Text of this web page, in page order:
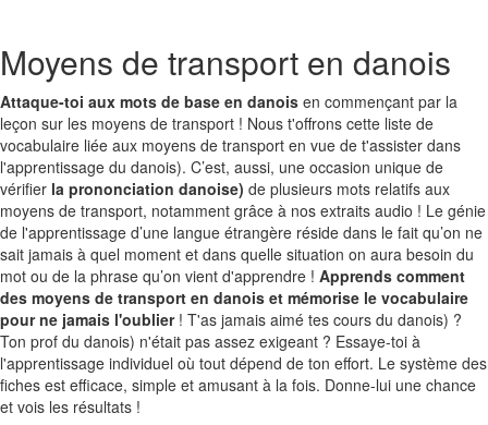
Moyens de transport en danois
Attaque-toi aux mots de base en danois en commençant par la
leçon sur les moyens de transport ! Nous t'offrons cette liste de
vocabulaire liée aux moyens de transport en vue de t'assister dans
l'apprentissage du danois). C’est, aussi, une occasion unique de
vérifier la prononciation danoise) de plusieurs mots relatifs aux
moyens de transport, notamment grâce à nos extraits audio ! Le génie
de l'apprentissage d’une langue étrangère réside dans le fait qu’on ne
sait jamais à quel moment et dans quelle situation on aura besoin du
mot ou de la phrase qu’on vient d'apprendre ! Apprends comment
des moyens de transport en danois et mémorise le vocabulaire
pour ne jamais l'oublier! T'as jamais aimé tes cours du danois) ?
Ton prof du danois) n'était pas assez exigeant ? Essaye-toi à
l'apprentissage individuel où tout dépend de ton effort. Le système des
fiches est efficace, simple et amusant à la fois. Donne-lui une chance
et vois les résultats !